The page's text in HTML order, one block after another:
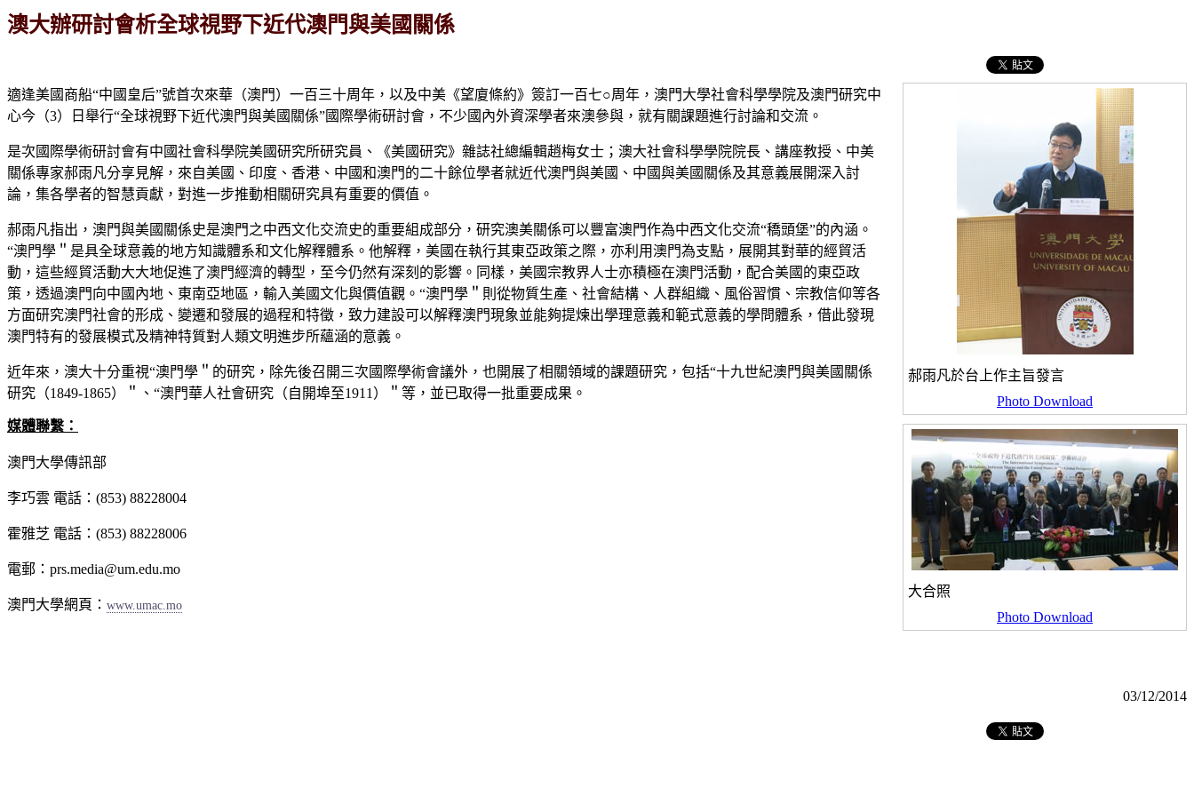
澳大辦研討會析全球視野下近代澳門與美國關係
郝雨凡於台上作主旨發言
Photo Download
大合照
Photo Download
適逢美國商船“中國皇后”號首次來華（澳門）一百三十周年，以及中美《望廈條約》簽訂一百七○周年，澳門大學社會科學學院及澳門研究中
心今（3）日舉行“全球視野下近代澳門與美國關係”國際學術研討會，不少國內外資深學者來澳參與，就有關課題進行討論和交流。
是次國際學術研討會有中國社會科學院美國研究所研究員、《美國研究》雜誌社總編輯趙梅女士；澳大社會科學學院院長、講座教授、中美
關係專家郝雨凡分享見解，來自美國、印度、香港、中國和澳門的二十餘位學者就近代澳門與美國、中國與美國關係及其意義展開深入討
論，集各學者的智慧貢獻，對進一步推動相關研究具有重要的價值。
郝雨凡指出，澳門與美國關係史是澳門之中西文化交流史的重要組成部分，研究澳美關係可以豐富澳門作為中西文化交流“穚頭堡”的內涵。
“澳門學＂是具全球意義的地方知識體系和文化解釋體系。他解釋，美國在執行其東亞政策之際，亦利用澳門為支點，展開其對華的經貿活
動，這些經貿活動大大地促進了澳門經濟的轉型，至今仍然有深刻的影響。同樣，美國宗教界人士亦積極在澳門活動，配合美國的東亞政
策，透過澳門向中國內地、東南亞地區，輸入美國文化與價值觀。“澳門學＂則從物質生產、社會結構、人群組織、風俗習慣、宗教信仰等各
方面研究澳門社會的形成、變遷和發展的過程和特徵，致力建設可以解釋澳門現象並能夠提煉出學理意義和範式意義的學問體系，借此發現
澳門特有的發展模式及精神特質對人類文明進步所蘊涵的意義。
近年來，澳大十分重視“澳門學＂的研究，除先後召開三次國際學術會議外，也開展了相關領域的課題研究，包括“十九世紀澳門與美國關係
研究（1849-1865）＂、“澳門華人社會研究（自開埠至1911）＂等，並已取得一批重要成果。
媒體聯繫：
澳門大學傳訊部
李巧雲 電話：(853) 88228004
霍雅芝 電話：(853) 88228006
電郵：prs.media@um.edu.mo
澳門大學網頁： www.umac.mo
03/12/2014